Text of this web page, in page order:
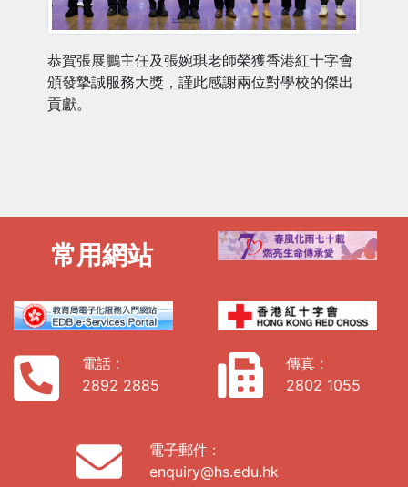
恭賀張展鵬主任及張婉琪老師榮獲香港紅十字會
頒發摯誠服務大獎，謹此感謝兩位對學校的傑出
貢獻。
常用網站
電話 :
2892 2885
傳真 :
2802 1055
電子郵件 :
enquiry@hs.edu.hk